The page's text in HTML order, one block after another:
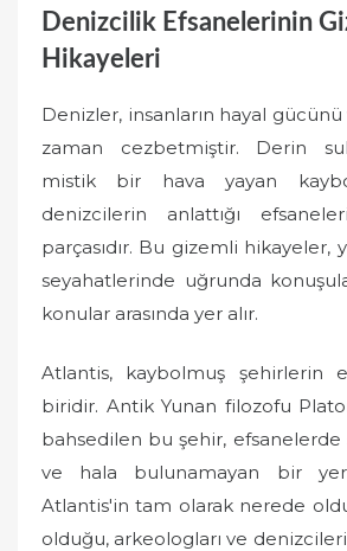
Denizcilik Efsanelerinin
Hikayeleri
Denizler, insanların hayal gücünü
zaman cezbetmiştir. Derin
mistik bir hava yayan
denizcilerin anlattığı
parçasıdır. Bu gizemli hikayeler,
seyahatlerinde uğrunda
konular arasında yer alır.
Atlantis, kaybolmuş şehirlerin
biridir. Antik Yunan filozofu
bahsedilen bu şehir, efsanelerde
ve hala bulunamayan bir
Atlantis'in tam olarak nerede
olduğu, arkeologları ve denizcileri